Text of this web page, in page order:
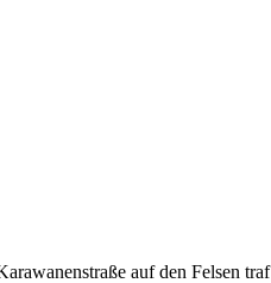
auf den Felsen traf